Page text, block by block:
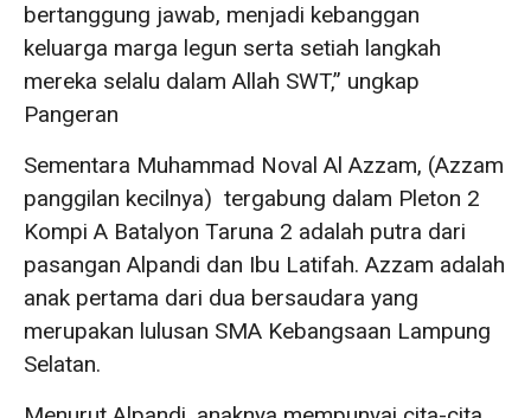
bertanggung jawab, menjadi kebanggan
keluarga marga legun serta setiah langkah
mereka selalu dalam Allah SWT,” ungkap
Pangeran
Sementara Muhammad Noval Al Azzam, (Azzam
panggilan kecilnya) tergabung dalam Pleton 2
Kompi A Batalyon Taruna 2 adalah putra dari
pasangan Alpandi dan Ibu Latifah. Azzam adalah
anak pertama dari dua bersaudara yang
merupakan lulusan SMA Kebangsaan Lampung
Selatan.